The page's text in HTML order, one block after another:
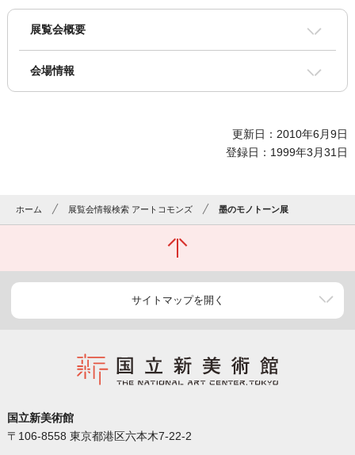
展覧会概要
会場情報
更新日：2010年6月9日
登録日：1999年3月31日
ホーム 展覧会情報検索 アートコモンズ 墨のモノトーン展
サイトマップを開く
国立新美術館
〒106-8558 東京都港区六本木7-22-2